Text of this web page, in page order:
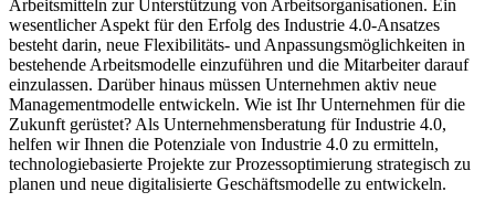
Arbeitsmitteln zur Unterstützung von Arbeitsorganisationen. Ein
wesentlicher Aspekt für den Erfolg des Industrie 4.0-Ansatzes
besteht darin, neue Flexibilitäts- und Anpassungsmöglichkeiten in
bestehende Arbeitsmodelle einzuführen und die Mitarbeiter darauf
einzulassen. Darüber hinaus müssen Unternehmen aktiv neue
Managementmodelle entwickeln. Wie ist Ihr Unternehmen für die
Zukunft gerüstet? Als Unternehmensberatung für Industrie 4.0,
helfen wir Ihnen die Potenziale von Industrie 4.0 zu ermitteln,
technologiebasierte Projekte zur Prozessoptimierung strategisch zu
planen und neue digitalisierte Geschäftsmodelle zu entwickeln.